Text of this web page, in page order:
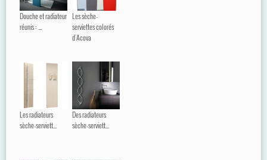
Douche et radiateur
réunis : ...
Les sèche-
serviettes colorés
d'Acova
Les radiateurs
sèche-serviett...
Des radiateurs
sèche-serviett...